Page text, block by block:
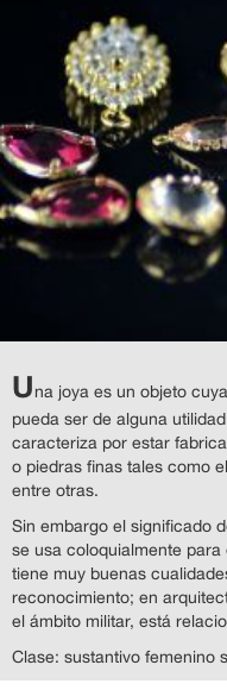
Una joya es un objeto
pueda ser de alguna
caracteriza por estar
o piedras finas tales como
entre otras.
Sin embargo el significado
se usa coloquialmente
tiene muy buenas
reconocimiento; en
el ámbito militar, está
Clase: sustantivo femenino